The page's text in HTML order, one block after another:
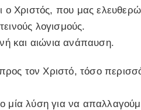
ο Χριστός, που μας
λογισμούς.
και αιώνια ανάπαυση.
τον Χριστό, τόσο
μία λύση για να